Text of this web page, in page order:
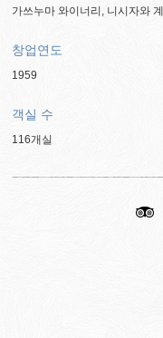
가쓰누마 와이너리, 니시자와
창업연도
1959
객실 수
116개실